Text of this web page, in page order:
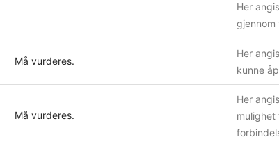
Her
Må vurderes.
Her
kunne
Må vurderes.
Her
mulighet